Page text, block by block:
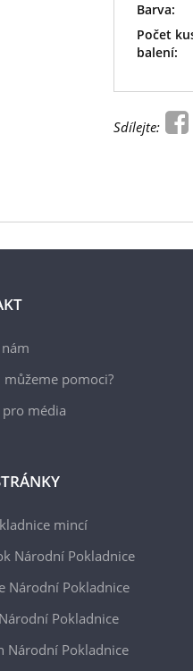
Barva:
Počet
balení:
Sdílejte:
můžeme pomoci?
média
mincí
Národní Pokladnice
Národní Pokladnice
Pokladnice
Národní Pokladnice